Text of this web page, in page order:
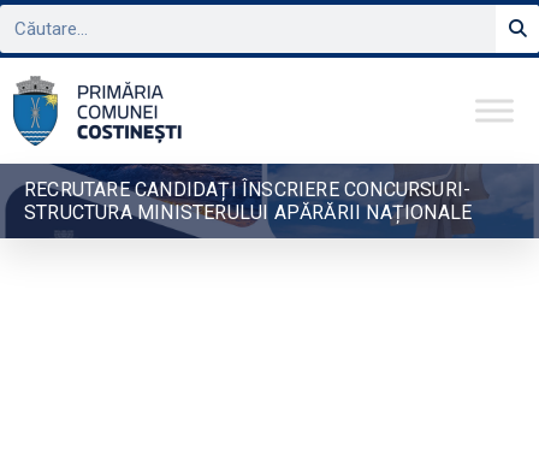
RECRUTARE CANDIDAȚI ÎNSCRIERE CONCURSURI-
STRUCTURA MINISTERULUI APĂRĂRII NAȚIONALE